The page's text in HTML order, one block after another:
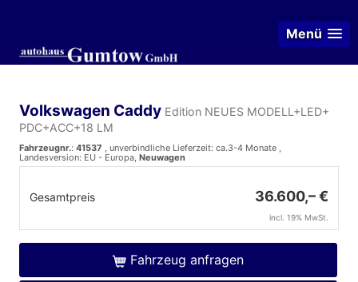
Menü
Volkswagen Caddy Edition NEUES MODELL+LED+
PDC+ACC+18 LM
Fahrzeugnr.: 41537 , unverbindliche Lieferzeit: ca.3-4 Monate ,
Landesversion: EU - Europa, Neuwagen
Gesamtpreis 36.600,– €
incl. 19% MwSt.
Fahrzeug anfragen